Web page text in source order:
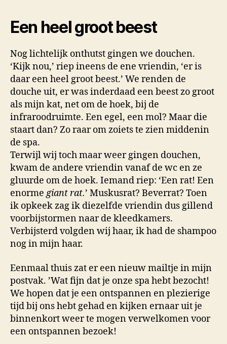
Een heel groot beest
Nog lichtelijk onthutst gingen we douchen.
‘Kijk nou,’ riep ineens de ene vriendin, ‘er is
daar een heel groot beest.’ We renden de
douche uit, er was inderdaad een beest zo groot
als mijn kat, net om de hoek, bij de
infraroodruimte. Een egel, een mol? Maar die
staart dan? Zo raar om zoiets te zien middenin
de spa.
Terwijl wij toch maar weer gingen douchen,
kwam de andere vriendin vanaf de wc en ze
gluurde om de hoek. Iemand riep: ‘Een rat! Een
enormegiant rat.’ Muskusrat? Beverrat? Toen
ik opkeek zag ik diezelfde vriendin dus gillend
voorbijstormen naar de kleedkamers.
Verbijsterd volgden wij haar, ik had de shampoo
nog in mijn haar.
Eenmaal thuis zat er een nieuw mailtje in mijn
postvak. ’Wat fijn dat je onze spa hebt bezocht!
We hopen dat je een ontspannen en plezierige
tijd bij ons hebt gehad en kijken ernaar uit je
binnenkort weer te mogen verwelkomen voor
een ontspannen bezoek!